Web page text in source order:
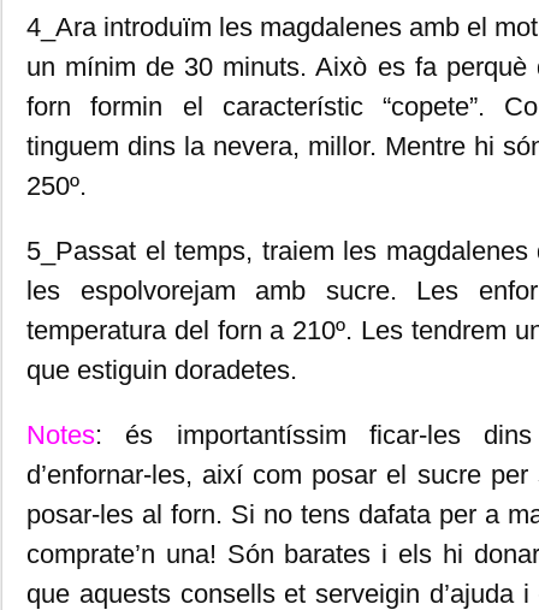
4_Ara introduïm les magdalenes amb el
un mínim de 30 minuts. Això es fa perquè
forn formin el característic “copete”.
tinguem dins la nevera, millor. Mentre hi
250º.
5_Passat el temps, traiem les
les espolvorejam amb sucre. Les
temperatura del forn a 210º. Les tendrem
que estiguin doradetes.
Notes: és importantíssim ficar-les
d’enfornar-les, així com posar el sucre
posar-les al forn. Si no tens dafata per a
comprate’n una! Són barates i els hi
que aquests consells et serveigin d’ajuda